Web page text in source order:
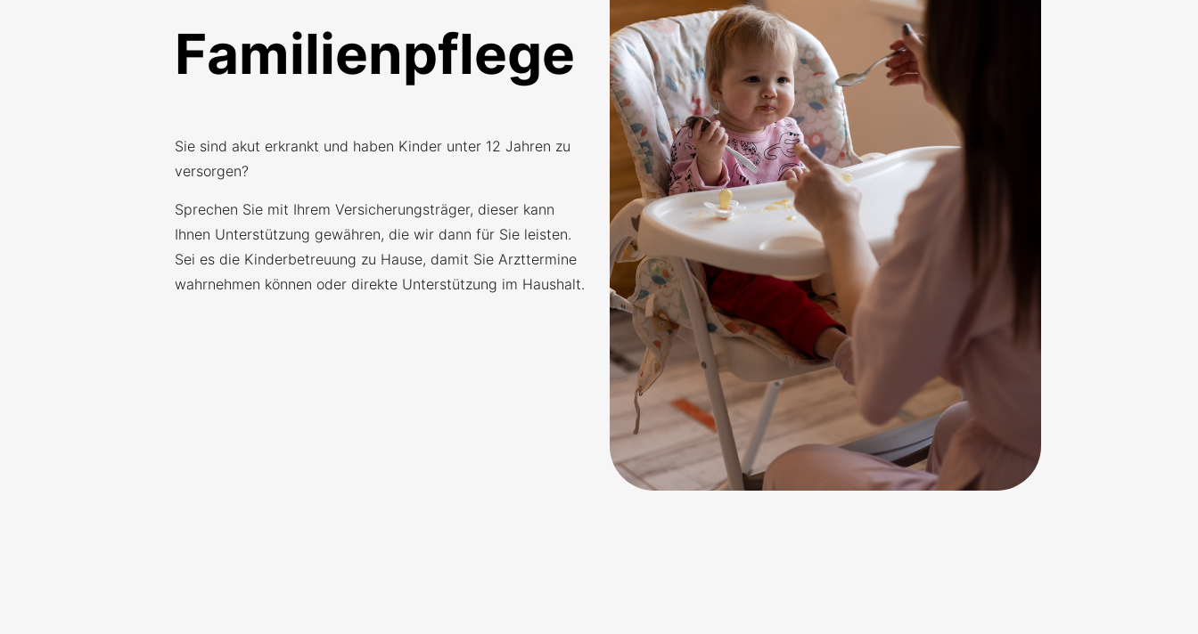
Familienpflege
Sie sind akut erkrankt und haben Kinder unter 12 Jahren zu
versorgen?
Sprechen Sie mit Ihrem Versicherungsträger, dieser kann
Ihnen Unterstützung gewähren, die wir dann für Sie leisten.
Sei es die Kinderbetreuung zu Hause, damit Sie Arzttermine
wahrnehmen können oder direkte Unterstützung im Haushalt.